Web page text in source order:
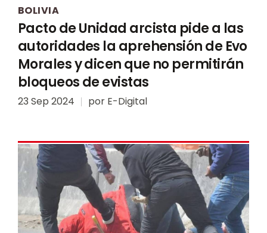
BOLIVIA
Pacto de Unidad arcista pide a las
autoridades la aprehensión de Evo
Morales y dicen que no permitirán
bloqueos de evistas
23 Sep 2024 por E-Digital